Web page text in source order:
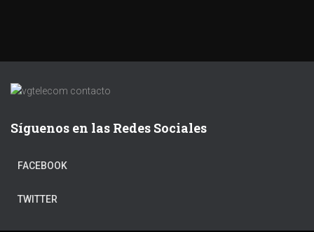
Síguenos en las Redes Sociales
FACEBOOK
TWITTER